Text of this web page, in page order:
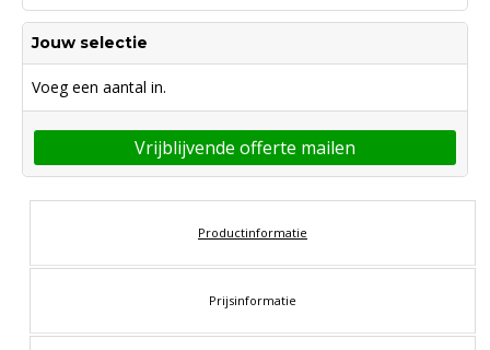
Jouw selectie
Voeg een aantal in.
Vrijblijvende offerte mailen
Productinformatie
Prijsinformatie